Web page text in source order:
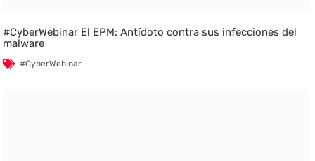
#CyberWebinar El EPM: Antídoto contra sus infecciones del
malware
#CyberWebinar